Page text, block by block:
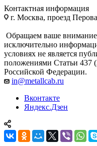
Контактная информация
г. Москва, проезд
Обращаем ваше
исключительно
условиях не является
положениями Статьи 437
Российской Федерации.
in@metallcab.ru
Вконтакте
Яндекс.Дзен